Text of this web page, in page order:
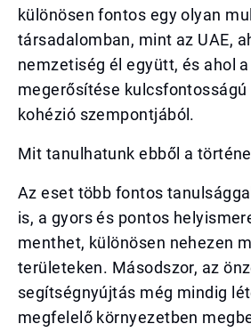
különösen fontos egy olyan
társadalomban, mint az UAE,
nemzetiség él együtt, és ahol
megerősítése
kohézió szempontjából.
Mit tanulhatunk ebből a
Az eset több fontos
is, a gyors és pontos
menthet, különösen nehezen
területeken. Másodszor, az
segítségnyújtás még mindig
megfelelő környezetben